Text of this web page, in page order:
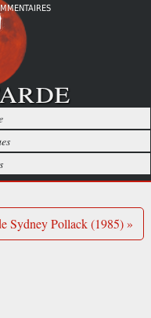
Sydney Pollack (1985) »